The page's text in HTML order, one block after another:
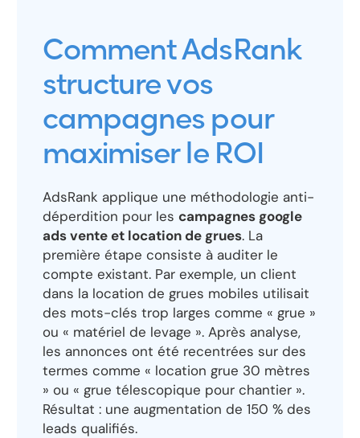
Comment AdsRank
structure vos
campagnes pour
maximiser le ROI
AdsRank applique une méthodologie anti-
déperdition pour les campagnes google
ads vente et location de grues. La
première étape consiste à auditer le
compte existant. Par exemple, un client
dans la location de grues mobiles utilisait
des mots-clés trop larges comme « grue »
ou « matériel de levage ». Après analyse,
les annonces ont été recentrées sur des
termes comme « location grue 30 mètres
» ou « grue télescopique pour chantier ».
Résultat : une augmentation de 150 % des
leads qualifiés.